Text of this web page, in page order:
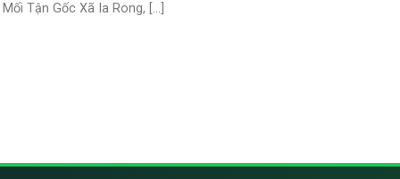
Tận Gốc Xã Ia Rong, [...]